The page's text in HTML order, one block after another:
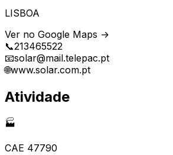
LISBOA
Ver no Google Maps →
📞213465522
📧solar@mail.telepac.pt
🌐www.solar.com.pt
Atividade
🏭
CAE 47790